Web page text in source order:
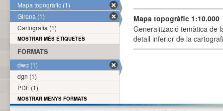
Mapa topogràfic 1:10.000
Generalització temàtica de
detall inferior de la
Mapa topogràfic (1)
Girona (1)
Cartografia (1)
MOSTRAR MÉS ETIQUETES
FORMATS
dwg (1)
dgn (1)
PDF (1)
MOSTRAR MENYS FORMATS